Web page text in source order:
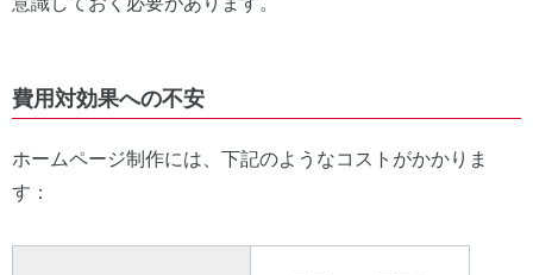
費用対効果への不安
ホームページ制作には、下記のようなコストがかかりま
す：